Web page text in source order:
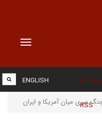
Toggle
پیوند ها
RSS
ENGLISH
سری میان آمریکا و ایران